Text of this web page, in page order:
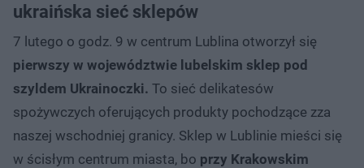
ukraińska sieć sklepów
7 lutego o godz. 9 w centrum Lublina otworzył się
pierwszy w województwie lubelskim sklep pod
szyldem Ukrainoczki. To sieć delikatesów
spożywczych oferujących produkty pochodzące zza
naszej wschodniej granicy. Sklep w Lublinie mieści się
w ścisłym centrum miasta, bo przy Krakowskim